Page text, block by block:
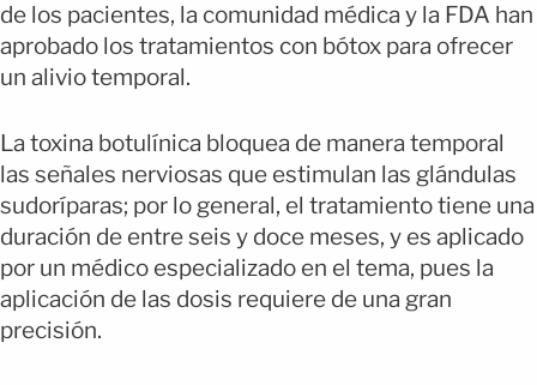
de los pacientes, la comunidad médica y la FDA han
aprobado los tratamientos con bótox para ofrecer
un alivio temporal.
La toxina botulínica bloquea de manera temporal
las señales nerviosas que estimulan las glándulas
sudoríparas; por lo general, el tratamiento tiene una
duración de entre seis y doce meses, y es aplicado
por un médico especializado en el tema, pues la
aplicación de las dosis requiere de una gran
precisión.